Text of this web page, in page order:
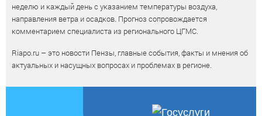
неделю и каждый день с указанием температуры воздуха,
направления ветра и осадков. Прогноз сопровождается
комментарием специалиста из регионального ЦГМС.
Riapo.ru – это новости Пензы, главные события, факты и мнения об
актуальных и насущных вопросах и проблемах в регионе.